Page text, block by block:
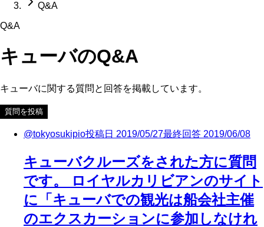
Q&A
Q&A
キューバのQ&A
キューバに関する質問と回答を掲載しています。
質問を投稿
@tokyosukipio投稿日 2019/05/27最終回答 2019/06/08
キューバクルーズをされた方に質問
です。 ロイヤルカリビアンのサイト
に「キューバでの観光は船会社主催
のエクスカーションに参加しなけれ